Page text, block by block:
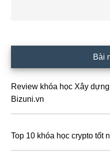
chính
Bài
Review khóa học Xây
Bizuni.vn
Top 10 khóa học crypto tốt